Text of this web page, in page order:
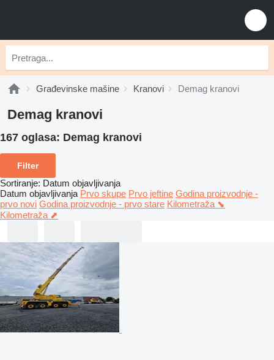
Građevinske mašine Kranovi Demag kranovi
Demag kranovi
167 oglasa: Demag kranovi
Filter
Sortiranje: Datum objavljivanja
Datum objavljivanja Prvo skupe Prvo jeftine Godina proizvodnje -
prvo novi Godina proizvodnje - prvo stare Kilometraža ⬊
Kilometraža ⬈